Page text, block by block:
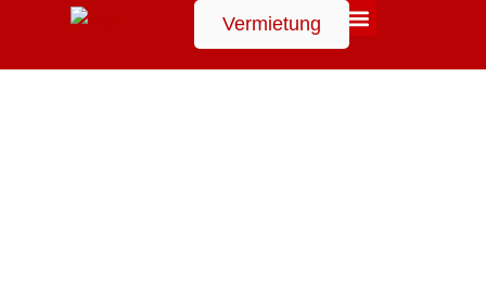
Suchen
Vermietung